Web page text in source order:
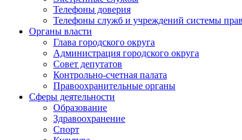
Телефоны доверия
Телефоны служб и учреждений системы
Органы власти
Глава городского округа
Администрация городcкого округа
Совет депутатов
Контрольно-счетная палата
Правоохранительные органы
Сферы деятельности
Образование
Здравоохранение
Спорт